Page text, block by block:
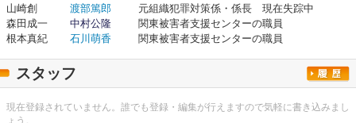
山崎創
渡部篤郎
元組織犯罪対策係・係長 現在失踪中
森田成一
中村公隆
関東被害者支援センターの職員
根本真紀
石川萌香 関東被害者支援センターの職員
スタッフ
現在登録されていません。誰でも登録・編集が行えますので気軽に書き込みまし
ょう。